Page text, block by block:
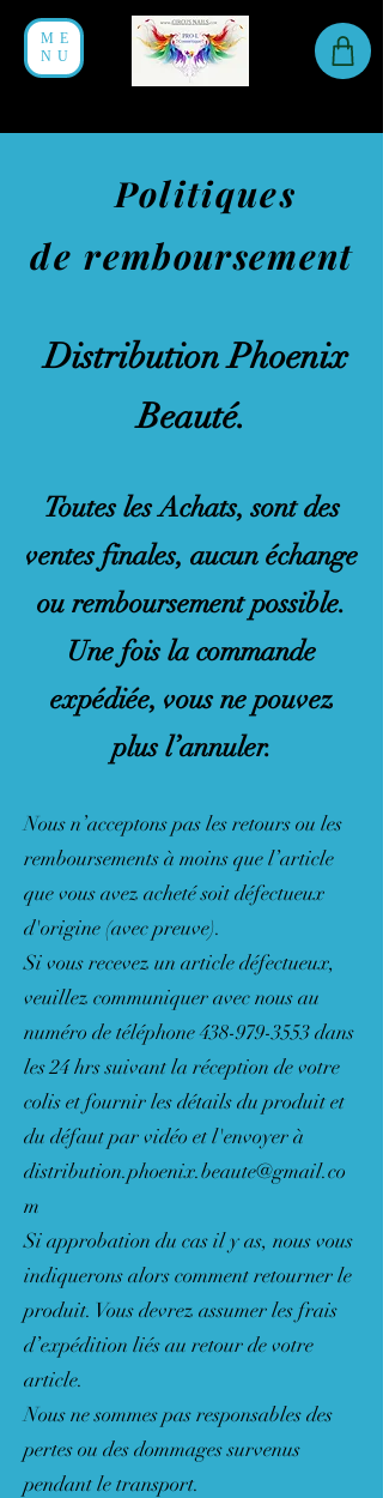
ME
NU
Politiques
deremboursement
Distribution Phoenix
Beauté.
Toutes les Achats, sont des
ventes finales, aucun échange
ou remboursement possible.
Une fois la commande
expédiée, vous ne pouvez
plus l’annuler.
Nous n’acceptons pas les retours ou les
remboursements à moins que l’article
que vous avez acheté soit défectueux
d'origine (avec preuve).
Si vous recevez un article défectueux,
veuillez communiquer avec nous au
numéro de téléphone438-979-3553dans
les 24 hrs suivant la réception de votre
colis et fournir les détails du produit et
du défaut par vidéo et l'envoyer à
distribution.phoenix.beaute@gmail.co
m
Si approbation du cas il y as, nous vous
indiquerons alors comment retourner le
produit. Vous devrez assumer les frais
d’expédition liés au retour de votre
article.
Nous ne sommes pas responsables des
pertes ou des dommages survenus
pendant le transport.